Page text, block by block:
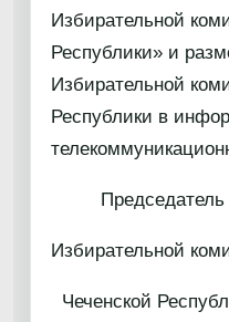
Избирательной
Республики» и
Избирательной
Республики в
Председатель
Избирательной
Чеченской